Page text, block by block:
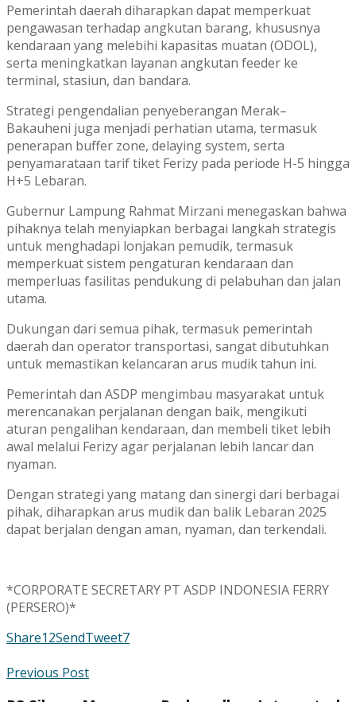
Pemerintah daerah diharapkan dapat memperkuat
pengawasan terhadap angkutan barang, khususnya
kendaraan yang melebihi kapasitas muatan (ODOL),
serta meningkatkan layanan angkutan feeder ke
terminal, stasiun, dan bandara.
Strategi pengendalian penyeberangan Merak–
Bakauheni juga menjadi perhatian utama, termasuk
penerapan buffer zone, delaying system, serta
penyamarataan tarif tiket Ferizy pada periode H-5 hingga
H+5 Lebaran.
Gubernur Lampung Rahmat Mirzani menegaskan bahwa
pihaknya telah menyiapkan berbagai langkah strategis
untuk menghadapi lonjakan pemudik, termasuk
memperkuat sistem pengaturan kendaraan dan
memperluas fasilitas pendukung di pelabuhan dan jalan
utama.
Dukungan dari semua pihak, termasuk pemerintah
daerah dan operator transportasi, sangat dibutuhkan
untuk memastikan kelancaran arus mudik tahun ini.
Pemerintah dan ASDP mengimbau masyarakat untuk
merencanakan perjalanan dengan baik, mengikuti
aturan pengalihan kendaraan, dan membeli tiket lebih
awal melalui Ferizy agar perjalanan lebih lancar dan
nyaman.
Dengan strategi yang matang dan sinergi dari berbagai
pihak, diharapkan arus mudik dan balik Lebaran 2025
dapat berjalan dengan aman, nyaman, dan terkendali.
*CORPORATE SECRETARY PT ASDP INDONESIA FERRY
(PERSERO)*
Share12SendTweet7
Previous Post